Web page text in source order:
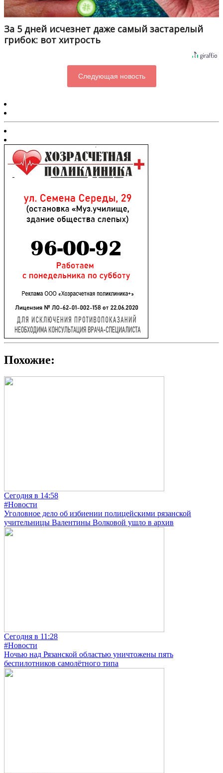
За 5 дней исчезнет даже самый застарелый
грибок: вот хитрость
Следующая новость
Похожие:
Сегодня в 14:58
#Новости
Уголовное дело об избиении полицейскими рязанской
учительницы Валентины Волковой ушло в архив
Сегодня в 11:28
#Новости
Ночью над Рязанской областью уничтожены пять
беспилотников самолётного типа